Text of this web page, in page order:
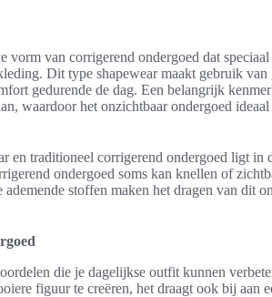
vorm van corrigerend ondergoed dat
Dit type shapewear maakt gebruik van
gedurende de dag. Een belangrijk
waardoor het onzichtbaar ondergoed
en traditioneel corrigerend ondergoed ligt in
ondergoed soms kan knellen of
stoffen maken het dragen van dit
die je dagelijkse outfit kunnen
figuur te creëren, het draagt ook bij aan